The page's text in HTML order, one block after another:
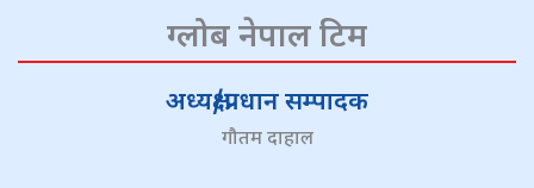
ग्लोब नेपाल टिम
अध्यक्ष/प्रधान सम्पादक
गौतम दाहाल